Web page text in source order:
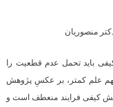
منصوریان
باید تحمل عدم قطعیت را
علم کمتر، بر عکسِ پژوهش
کیفی فرایند منعطف است و